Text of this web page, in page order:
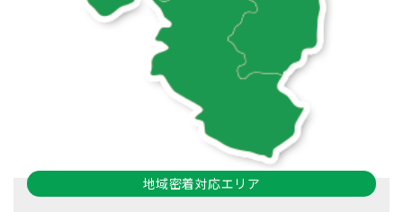
地域密着対応エリア